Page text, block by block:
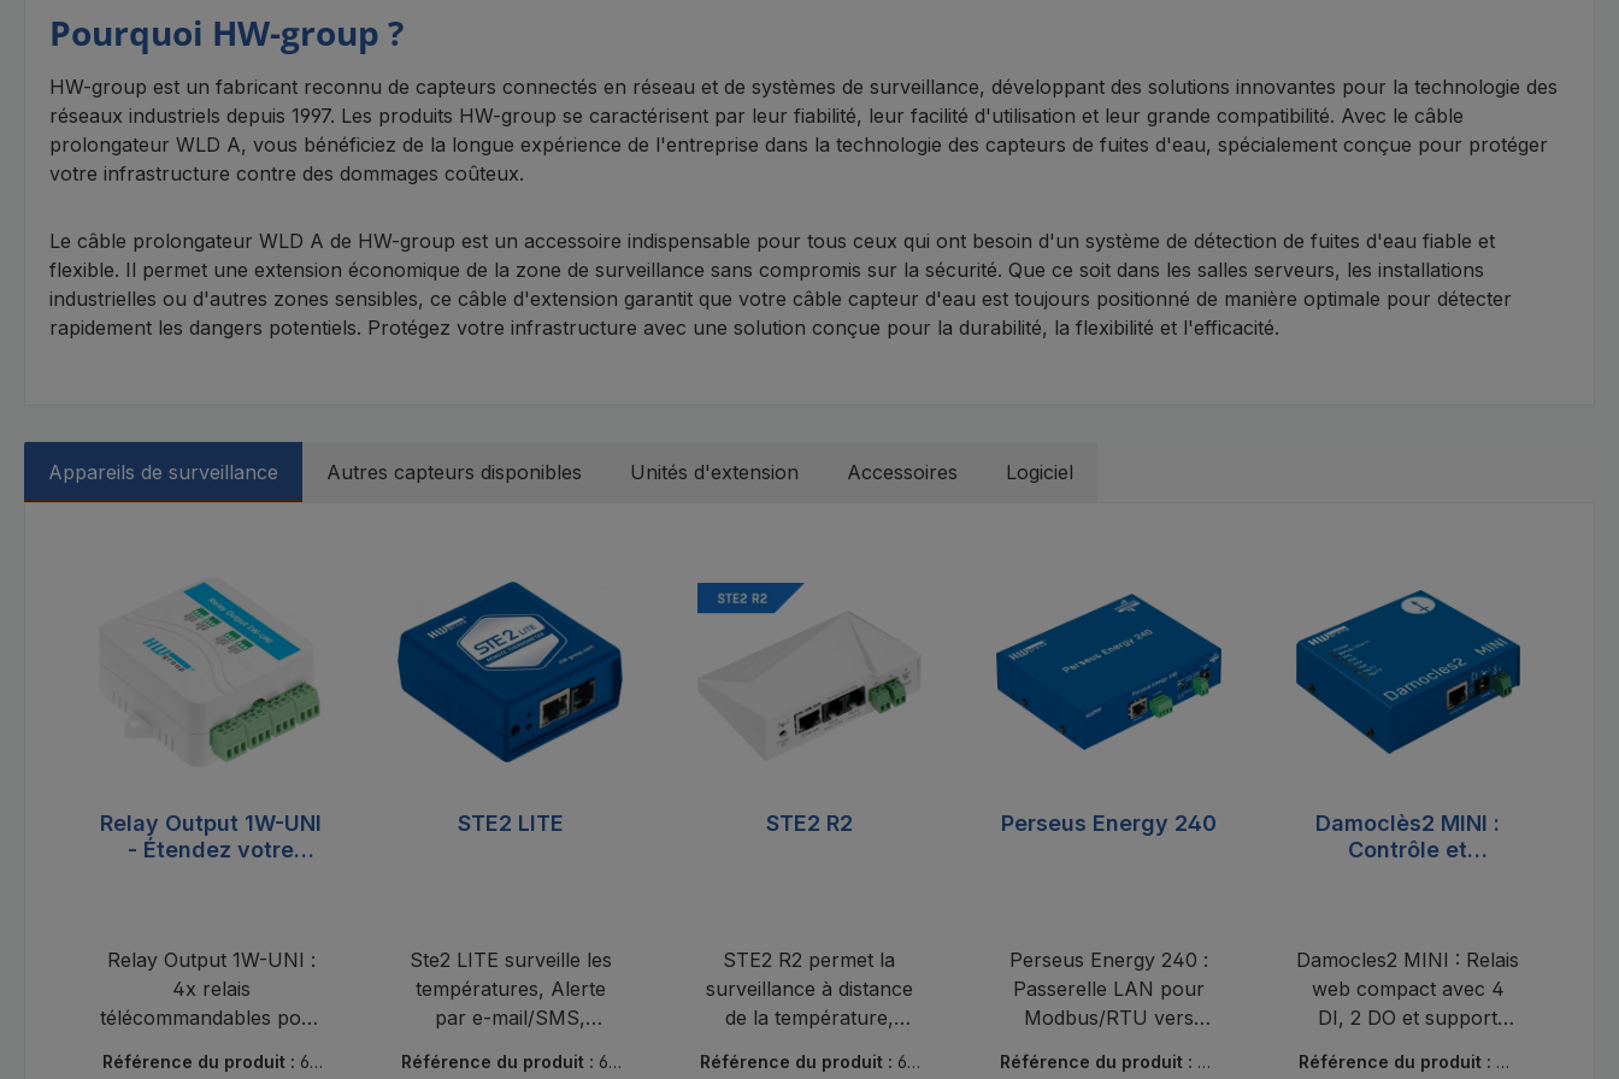
Pourquoi HW-group ?
HW-group est un fabricant reconnu de capteurs connectés en réseau et de systèmes de surveillance, développant des solutions innovantes pour la technologie des
réseaux industriels depuis 1997. Les produits HW-group se caractérisent par leur fiabilité, leur facilité d'utilisation et leur grande compatibilité. Avec le câble
prolongateur WLD A, vous bénéficiez de la longue expérience de l'entreprise dans la technologie des capteurs de fuites d'eau, spécialement conçue pour protéger
votre infrastructure contre des dommages coûteux.
Le câble prolongateur WLD A de HW-group est un accessoire indispensable pour tous ceux qui ont besoin d'un système de détection de fuites d'eau fiable et
flexible. Il permet une extension économique de la zone de surveillance sans compromis sur la sécurité. Que ce soit dans les salles serveurs, les installations
industrielles ou d'autres zones sensibles, ce câble d'extension garantit que votre câble capteur d'eau est toujours positionné de manière optimale pour détecter
rapidement les dangers potentiels. Protégez votre infrastructure avec une solution conçue pour la durabilité, la flexibilité et l'efficacité.
Appareils de surveillance Autres capteurs disponibles Unités d'extension Accessoires Logiciel
Relay Output 1W-UNI
- Étendez votre
Relay Output 1W-UNI :
4x relais
télécommandables pour
Référence du produit : 60
STE2 LITE
Ste2 LITE surveille les
températures, Alerte
par e-mail/SMS,
Référence du produit : 60
STE2 R2
STE2 R2 permet la
surveillance à distance
de la température,
Référence du produit : 60
Perseus Energy 240
Perseus Energy 240 :
Passerelle LAN pour
Modbus/RTU vers
Référence du produit : PE
Damoclès2 MINI :
Contrôle et
Damocles2 MINI : Relais
web compact avec 4
DI, 2 DO et support
Référence du produit : Da